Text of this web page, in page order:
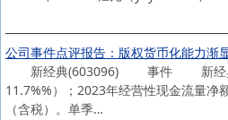
公司事件点评报告：版权货币化能力渐
新经典(603096) 事件 新经典发布
11.7%%）；2023年经营性现金流量净
（含税）。单季…